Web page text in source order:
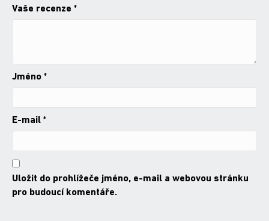
Vaše recenze *
Jméno *
E-mail *
Uložit do prohlížeče jméno, e-mail a webovou stránku
pro budoucí komentáře.